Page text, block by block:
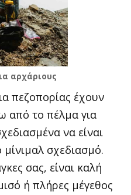
αρχάριους
πεζοπορίας έχουν
από το πέλμα για
να είναι
σχεδιασμό.
σας, είναι καλή
ή πλήρες μέγεθος